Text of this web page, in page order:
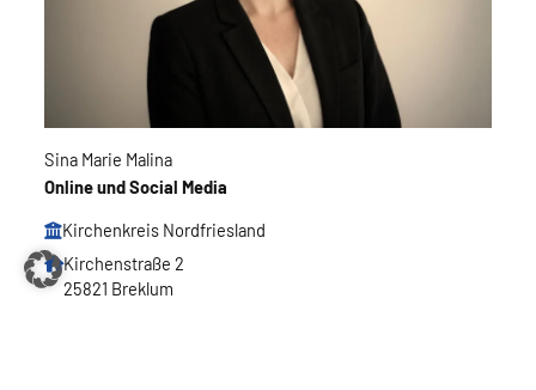
Sina Marie Malina
Online und Social Media
Kirchenkreis Nordfriesland
Kirchenstraße 2
25821 Breklum